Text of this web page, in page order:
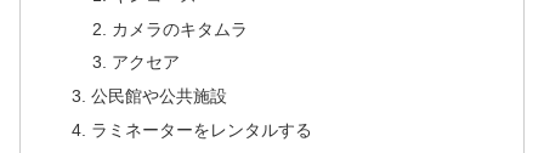
カメラのキタムラ
アクセア
公民館や公共施設
ラミネーターをレンタルする